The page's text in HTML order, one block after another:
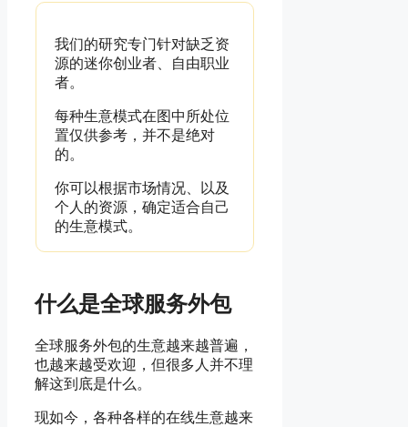
我们的研究专门针对缺乏资
源的迷你创业者、自由职业
者。
每种生意模式在图中所处位
置仅供参考，并不是绝对
的。
你可以根据市场情况、以及
个人的资源，确定适合自己
的生意模式。
什么是全球服务外包
全球服务外包的生意越来越普遍，
也越来越受欢迎，但很多人并不理
解这到底是什么。
现如今，各种各样的在线生意越来